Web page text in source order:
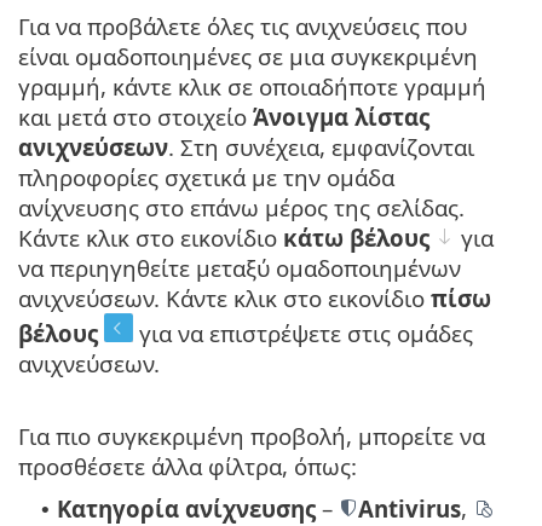
Για να προβάλετε όλες τις ανιχνεύσεις που
είναι ομαδοποιημένες σε μια συγκεκριμένη
γραμμή, κάντε κλικ σε οποιαδήποτε γραμμή
και μετά στο στοιχείο Άνοιγμα λίστας
ανιχνεύσεων. Στη συνέχεια, εμφανίζονται
πληροφορίες σχετικά με την ομάδα
ανίχνευσης στο επάνω μέρος της σελίδας.
Κάντε κλικ στο εικονίδιο κάτω βέλους
για
να περιηγηθείτε μεταξύ ομαδοποιημένων
ανιχνεύσεων. Κάντε κλικ στο εικονίδιο πίσω
βέλους
για να επιστρέψετε στις ομάδες
ανιχνεύσεων.
Για πιο συγκεκριμένη προβολή, μπορείτε να
προσθέσετε άλλα φίλτρα, όπως:
• Κατηγορία ανίχνευσης – Antivirus,